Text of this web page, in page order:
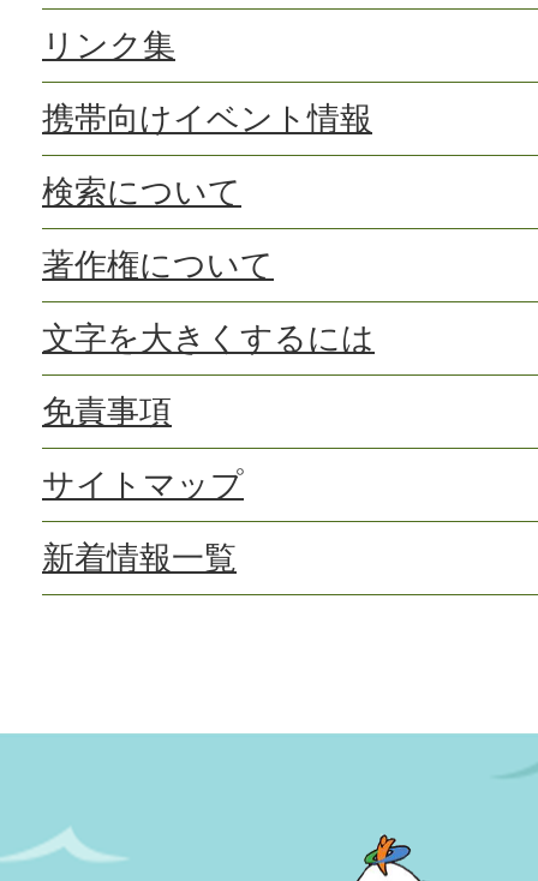
リンク集
携帯向けイベント情報
検索について
著作権について
文字を大きくするには
免責事項
サイトマップ
新着情報一覧